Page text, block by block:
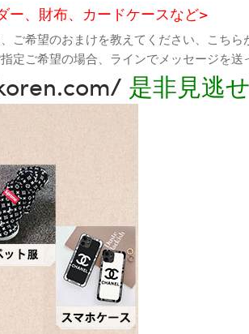
、財布、カードケースなど>
希望のおまけを教えてください、こち
定ご希望の場合、ラインでメッセージを送
是非見逃